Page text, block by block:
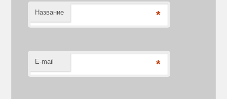
Название *
E-mail *